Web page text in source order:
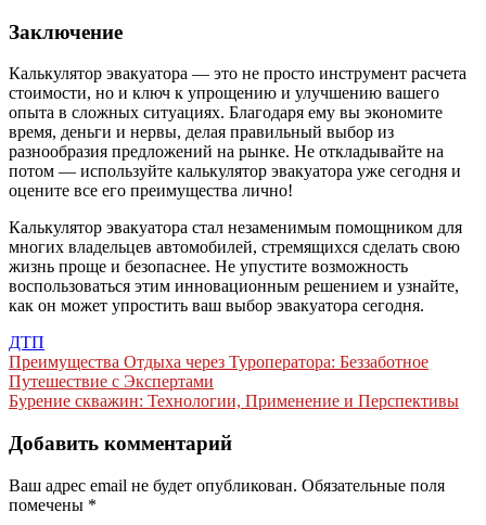
Заключение
Калькулятор эвакуатора — это не просто инструмент расчета
стоимости, но и ключ к упрощению и улучшению вашего
опыта в сложных ситуациях. Благодаря ему вы экономите
время, деньги и нервы, делая правильный выбор из
разнообразия предложений на рынке. Не откладывайте на
потом — используйте калькулятор эвакуатора уже сегодня и
оцените все его преимущества лично!
Калькулятор эвакуатора стал незаменимым помощником для
многих владельцев автомобилей, стремящихся сделать свою
жизнь проще и безопаснее. Не упустите возможность
воспользоваться этим инновационным решением и узнайте,
как он может упростить ваш выбор эвакуатора сегодня.
ДТП
Навигация
по
Преимущества Отдыха через Туроператора: Беззаботное
Путешествие с Экспертами
Бурение скважин: Технологии, Применение и Перспективы
Добавить комментарий
Ваш адрес email не будет опубликован. Обязательные поля
помечены *